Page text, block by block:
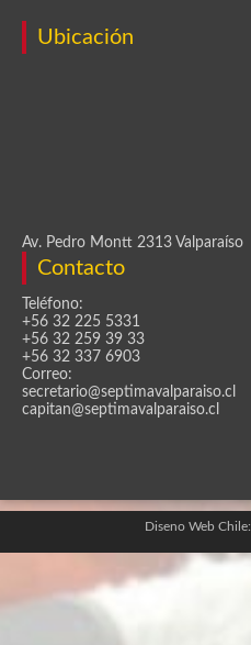
Ubicación
Av. Pedro Montt 2313 Valparaíso
Contacto
Teléfono:
+56 32 225 5331
+56 32 259 39 33
+56 32 337 6903
Correo:
secretario@septimavalparaiso.cl
capitan@septimavalparaiso.cl
Diseno Web Chile: